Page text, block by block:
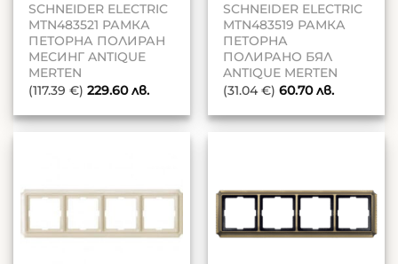
SCHNEIDER ELECTRIC
MTN483521 РАМКА
ПЕТОРНА ПОЛИРАН
МЕСИНГ ANTIQUE
MERTEN
(117.39 €) 229.60лв.
SCHNEIDER ELECTRIC
MTN483519 РАМКА
ПЕТОРНА
ПОЛИРАНО БЯЛ
ANTIQUE MERTEN
(31.04 €) 60.70лв.